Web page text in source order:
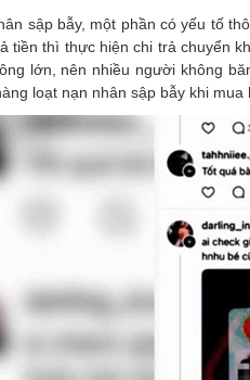
sập bẫy, một phần có yếu tố
tiền thì thực hiện chi trả chuyển
lớn, nên nhiều người không
loạt nạn nhân sập bẫy khi mua